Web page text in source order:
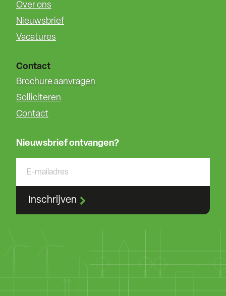
Over ons
Nieuwsbrief
Vacatures
Contact
Brochure aanvragen
Solliciteren
Contact
Nieuwsbrief ontvangen?
Inschrijven